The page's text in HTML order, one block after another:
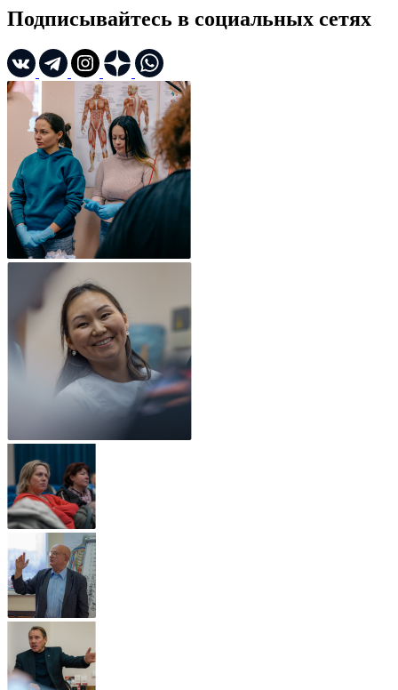
Подписывайтесь в социальных сетях